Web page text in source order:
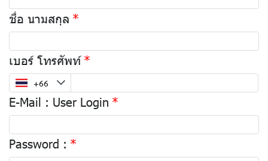
ชื่อ นามสกุล
เบอร์ โทรศัพท์
E-Mail : User Login
Password :